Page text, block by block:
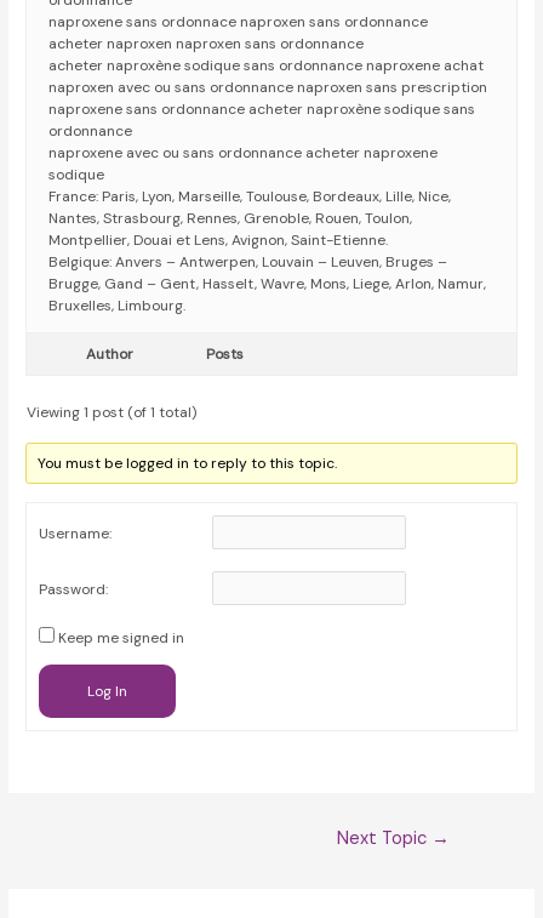
naproxene sans ordonnace naproxen sans ordonnance
acheter naproxen naproxen sans ordonnance
acheter naproxène sodique sans ordonnance naproxene achat
naproxen avec ou sans ordonnance naproxen sans prescription
naproxene sans ordonnance acheter naproxène sodique sans
ordonnance
naproxene avec ou sans ordonnance acheter naproxene
sodique
France: Paris, Lyon, Marseille, Toulouse, Bordeaux, Lille, Nice,
Nantes, Strasbourg, Rennes, Grenoble, Rouen, Toulon,
Montpellier, Douai et Lens, Avignon, Saint-Etienne.
Belgique: Anvers – Antwerpen, Louvain – Leuven, Bruges –
Brugge, Gand – Gent, Hasselt, Wavre, Mons, Liege, Arlon, Namur,
Bruxelles, Limbourg.
Author Posts
Viewing 1 post (of 1 total)
You must be logged in to reply to this topic.
Username:
Password:
Keep me signed in
Log In
Next Topic →